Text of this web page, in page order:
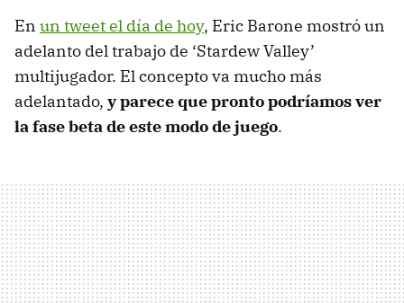
En un tweet el día de hoy, Eric Barone mostró un
adelanto del trabajo de ‘Stardew Valley’
multijugador. El concepto va mucho más
adelantado, y parece que pronto podríamos ver
la fase beta de este modo de juego.